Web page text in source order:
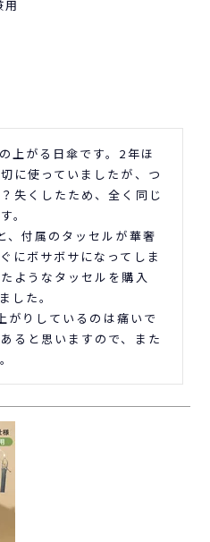
上がる日傘です。2年ほ
に使っていましたが、つ
失くしたため、全く同じ
。
、付属のタッセルが華奢
にボサボサになってしま
ようなタッセルを購入
した。
りしているのは痛いで
ると思いますので、また